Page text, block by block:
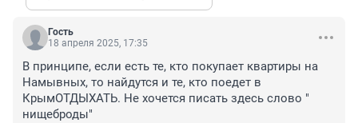
Гость
18 апреля 2025, 17:35
В принципе, если есть те, кто покупает квартиры на
Намывных, то найдутся и те, кто поедет в
КрымОТДЫХАТЬ. Не хочется писать здесь слово "
нищеброды"